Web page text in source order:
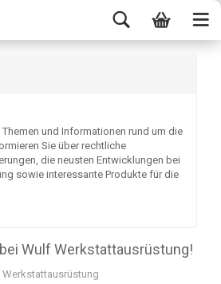
und Informationen rund um die
Sie über rechtliche
die neusten Entwicklungen bei
sowie interessante Produkte für die
Wulf Werkstattausrüstung!